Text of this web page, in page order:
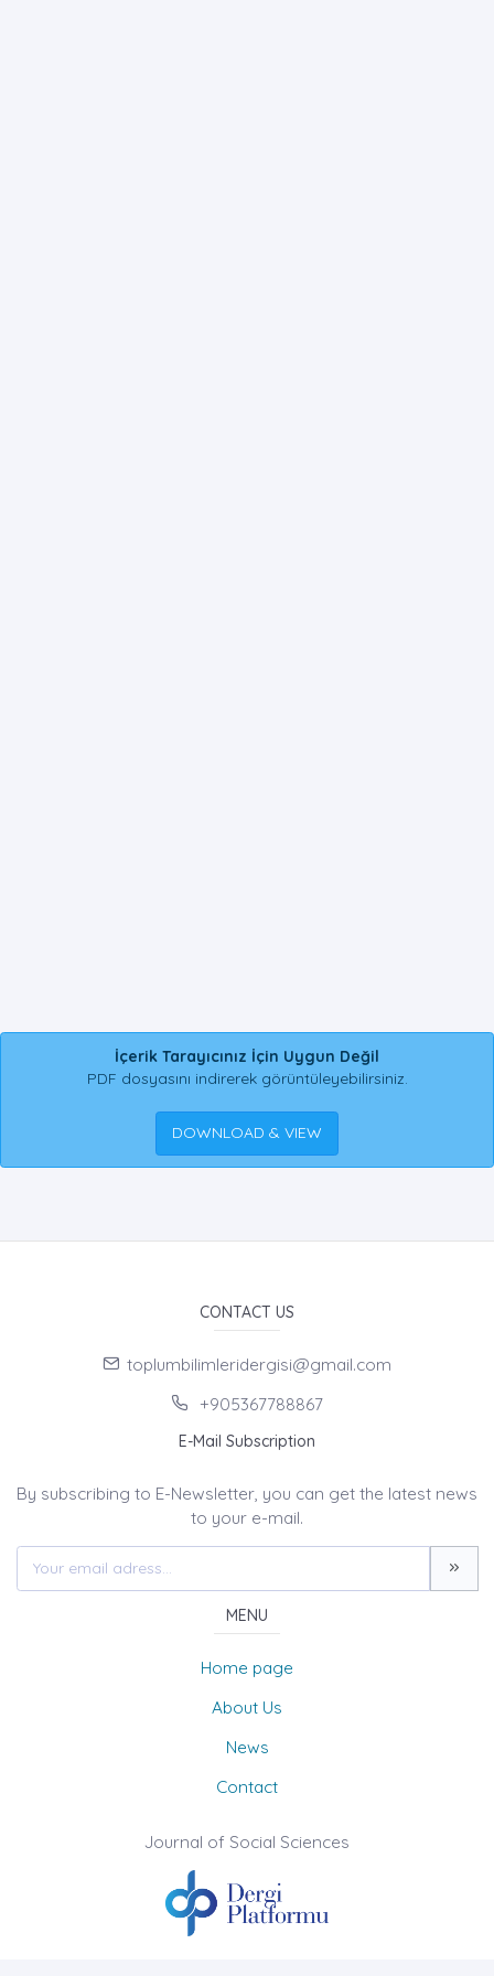
İçerik Tarayıcınız İçin Uygun Değil
PDF dosyasını indirerek görüntüleyebilirsiniz.
DOWNLOAD & VIEW
CONTACT US
toplumbilimleridergisi@gmail.com
+905367788867
E-Mail Subscription
By subscribing to E-Newsletter, you can get the latest news
to your e-mail.
MENU
Home page
About Us
News
Contact
Journal of Social Sciences